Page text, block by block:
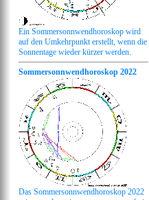
Ein Sommersonnwendhoroskop wird
auf den Umkehrpunkt erstellt, wenn die
Sonnentage wieder kürzer werden.
Sommersonnwendhoroskop 2022
Das Sommersonnwendhoroskop 2022